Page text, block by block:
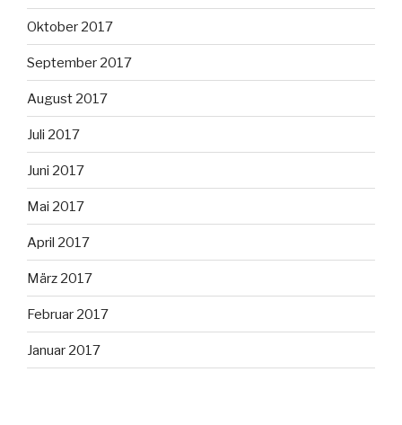
Oktober 2017
September 2017
August 2017
Juli 2017
Juni 2017
Mai 2017
April 2017
März 2017
Februar 2017
Januar 2017